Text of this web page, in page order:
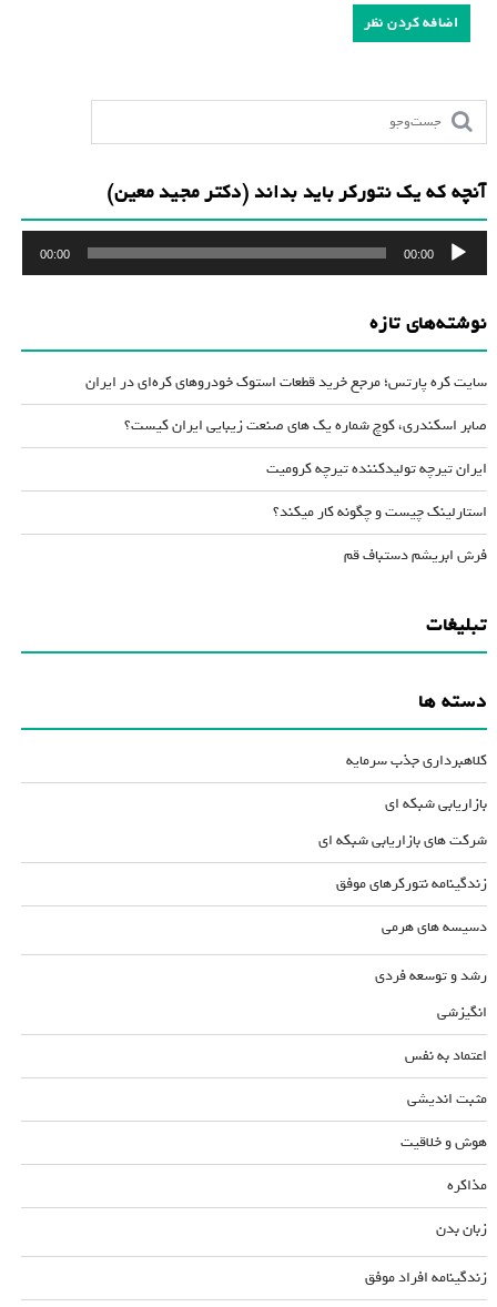
آنچه که یک نتورکر باید بداند (دکتر مجید معین)
پخش‌کننده
صوت
00:00
00:00
نوشته‌های تازه
سایت کره پارتس؛ مرجع خرید قطعات استوک خودروهای کره‌ای در ایران
صابر اسکندری، کوچ شماره یک های صنعت زیبایی ایران کیست؟
ایران تیرچه تولیدکننده تیرچه کرومیت
استارلینک چیست و چگونه کار میکند؟
فرش ابریشم دستباف قم
تبلیغات
دسته ها
کلاهبرداری جذب سرمایه
بازاریابی شبکه ای
شرکت های بازاریابی شبکه ای
زندگینامه نتورکرهای موفق
دسیسه های هرمی
رشد و توسعه فردی
انگیزشی
اعتماد به نفس
مثبت اندیشی
هوش و خلاقیت
مذاکره
زبان بدن
زندگینامه افراد موفق